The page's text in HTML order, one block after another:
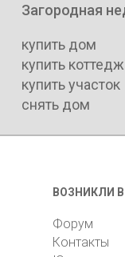
Загородная
купить дом
купить коттедж
купить участок
снять дом
ВОЗНИКЛИ
Форум
Контакты